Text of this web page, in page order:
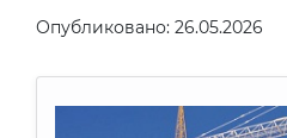
Опубликовано: 26.05.2026